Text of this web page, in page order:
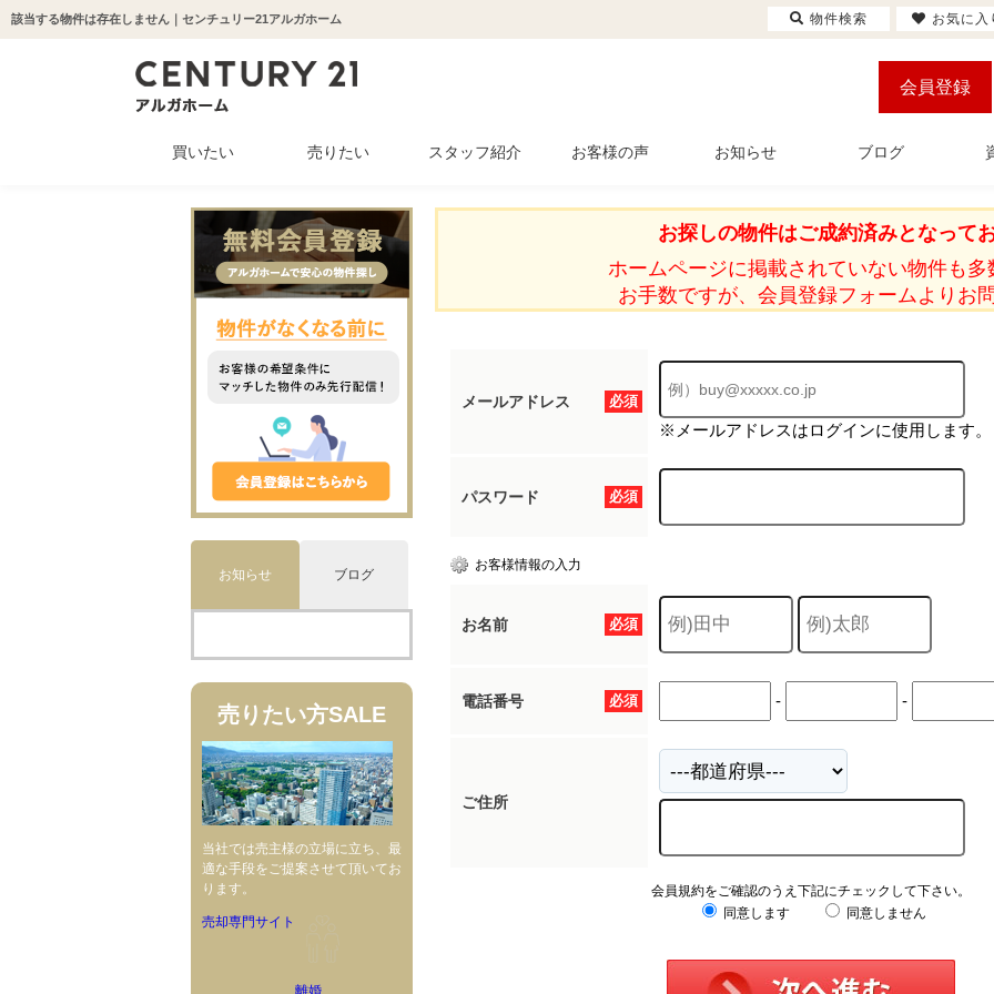
該当する物件は存在しません｜センチュリー21アルガホーム
会員登録
買いたい
新築一戸建て
中古一戸建て
中古マンション
土地
収益物件
売りたい スタッフ紹介 お客様の声 お知らせ ブログ
お探しの物件はご成約済みとなってお
ホームページに掲載されていない物件も多
お手数ですが、会員登録フォームよりお
必須
メールアドレス
※メールアドレスはログインに使用します。
必須
パスワード
お客様情報の入力
必須
お名前
必須
電話番号 - -
ご住所
会員規約をご確認のうえ下記にチェックして下さい。
同意します
同意しません
お知らせ ブログ
売りたい方SALE
当社では売主様の立場に立ち、最
適な手段をご提案させて頂いてお
ります。
売却専門サイト
離婚
物件検索 お気に入